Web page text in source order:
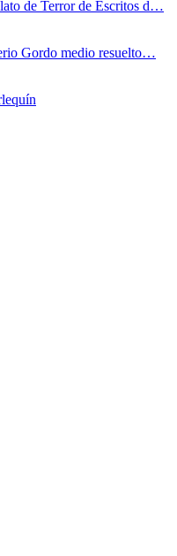
de Terror de Escritos d…
Gordo medio resuelto…